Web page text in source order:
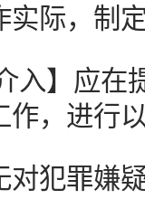
实际，制
】应在
作，进行
犯罪嫌疑